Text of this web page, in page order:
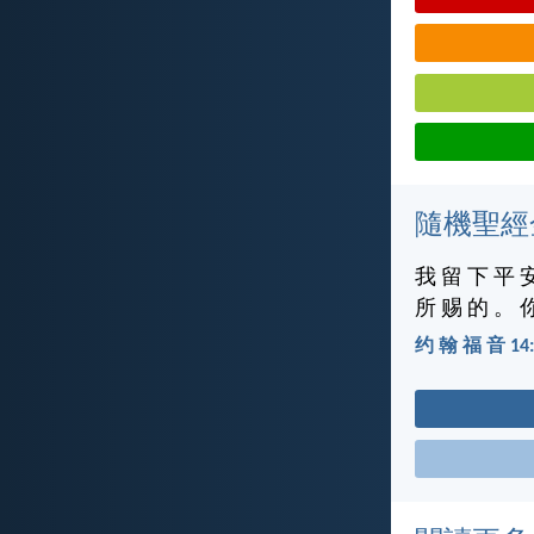
隨機聖
我 留 下 平
所 赐 的 。
约 翰 福 音